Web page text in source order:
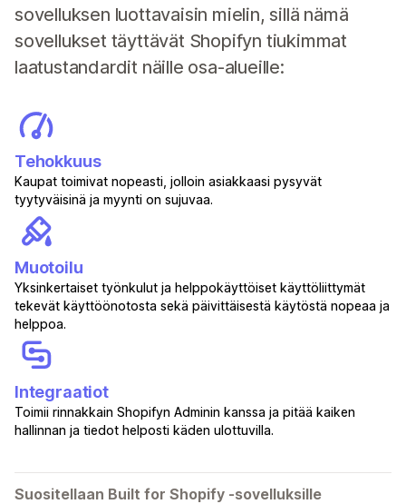
sovelluksen luottavaisin mielin, sillä nämä
sovellukset täyttävät Shopifyn tiukimmat
laatustandardit näille osa-alueille:
Tehokkuus
Kaupat toimivat nopeasti, jolloin asiakkaasi pysyvät
tyytyväisinä ja myynti on sujuvaa.
Muotoilu
Yksinkertaiset työnkulut ja helppokäyttöiset käyttöliittymät
tekevät käyttöönotosta sekä päivittäisestä käytöstä nopeaa ja
helppoa.
Integraatiot
Toimii rinnakkain Shopifyn Adminin kanssa ja pitää kaiken
hallinnan ja tiedot helposti käden ulottuvilla.
Suositellaan Built for Shopify ‑sovelluksille